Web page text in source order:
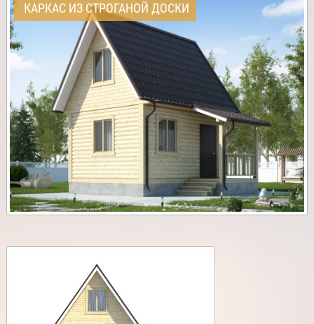
КАРКАС ИЗ СТРОГАНОЙ ДОСКИ